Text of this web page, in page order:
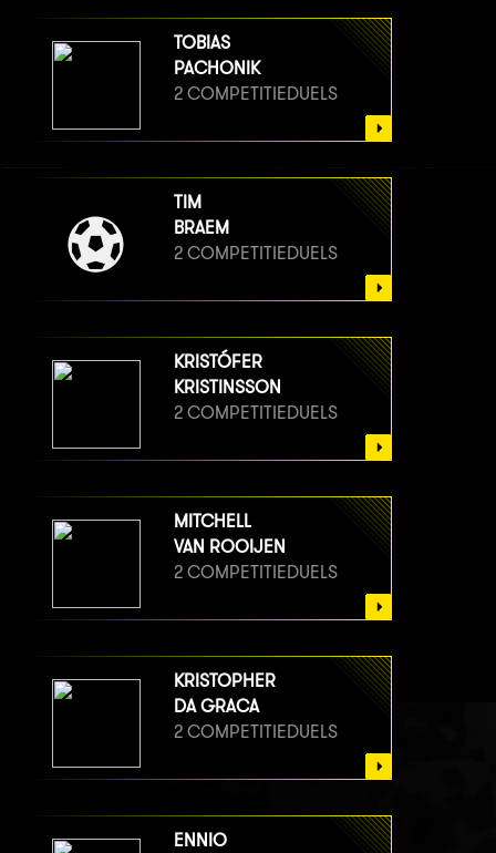
TOBIAS
PACHONIK
2 COMPETITIEDUELS
TIM
BRAEM
2 COMPETITIEDUELS
KRISTÓFER
KRISTINSSON
2 COMPETITIEDUELS
MITCHELL
VAN ROOIJEN
2 COMPETITIEDUELS
KRISTOPHER
DA GRACA
2 COMPETITIEDUELS
ENNIO